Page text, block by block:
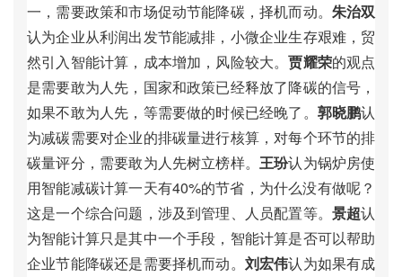
一 ， 需要政策和市场促动节能降碳 ， 择机而动。 朱治双
认为企业从利润出发节能减排 ， 小微企业生存艰难 ， 贸
然引 入智能计算 ， 成本增加 ， 风险较大。贾耀荣的观点
是需要敢为人先 ， 国家和政策已经释放了降碳的信号 ，
如果不敢为人先 ， 等需要做的时候已经晚了。 郭晓鹏认
为减碳需要对企业的排碳量进行核算 ，对每个环节的排
碳量评分 ， 需要敢为人先树立榜样。 王玢认为锅炉房使
用智能减碳计算一天有40%的节省 ， 为什么没有做呢？
这是一个综合问题 ， 涉及到管理、 人 员配置等。 景超认
为智能计算只是其中一个手段 ， 智能计算是否可以帮助
企业节能降碳还是需要择机而动。 刘宏伟认为如果有成